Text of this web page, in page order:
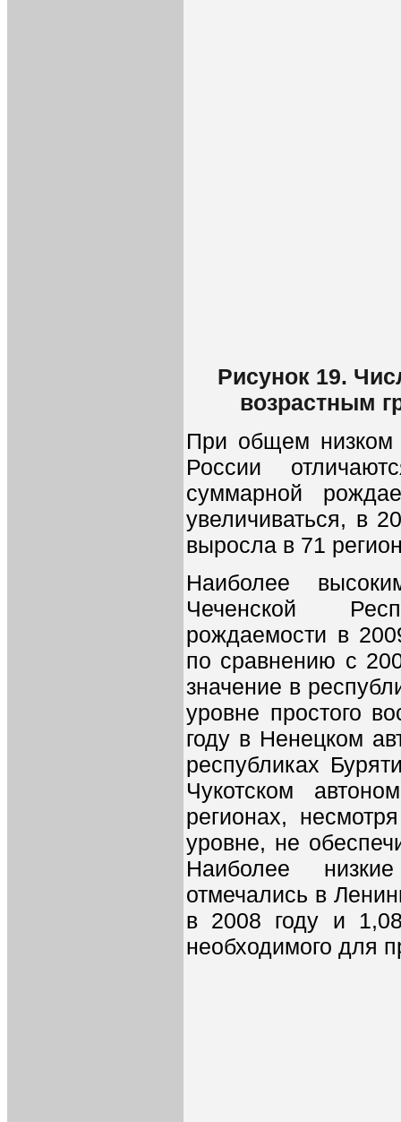
Рисунок 19.
возрастным
При общем низком
России
суммарной
увеличиваться, в
выросла в 71
Наиболее
Чеченской
рождаемости в
по сравнению с
значение в
уровне простого
году в Ненецком
республиках
Чукотском
регионах,
уровне, не
Наиболее
отмечались в
в 2008 году и
необходимого для